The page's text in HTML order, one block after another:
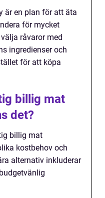
är en plan för att äta
för mycket
råvaror med
ingredienser och
för att köpa
billig mat
det?
billig mat
kostbehov och
alternativ inkluderar